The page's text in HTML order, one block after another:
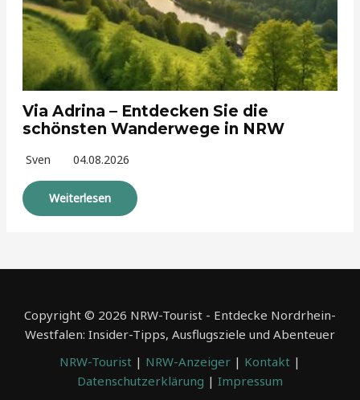
Via Adrina – Entdecken Sie die
schönsten Wanderwege in NRW
Sven 04.08.2026
Weiterlesen
Copyright © 2026 NRW-Tourist - Entdecke Nordrhein-
Westfalen: Insider-Tipps, Ausflugsziele und Abenteuer
NRW-Tourist | NRW-Anzeiger | Kontakt |
Datenschutzerklärung | Impressum